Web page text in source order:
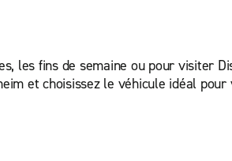
les fins de semaine ou pour visiter
et choisissez le véhicule idéal